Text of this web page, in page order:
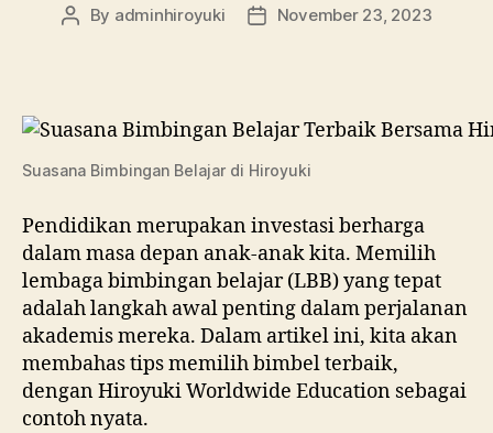
By adminhiroyuki November 23, 2023
Suasana Bimbingan Belajar di Hiroyuki
Pendidikan merupakan investasi berharga
dalam masa depan anak-anak kita. Memilih
lembaga bimbingan belajar (LBB) yang tepat
adalah langkah awal penting dalam perjalanan
akademis mereka. Dalam artikel ini, kita akan
membahas tips memilih bimbel terbaik,
dengan Hiroyuki Worldwide Education sebagai
contoh nyata.